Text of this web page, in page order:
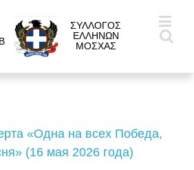
ΣΥΛΛΟΓΟΣ
ΕΛΛΗΝΩΝ
ΜΟΣΧΑΣ
«Одна на всех Победа,
(16 мая 2026 года)